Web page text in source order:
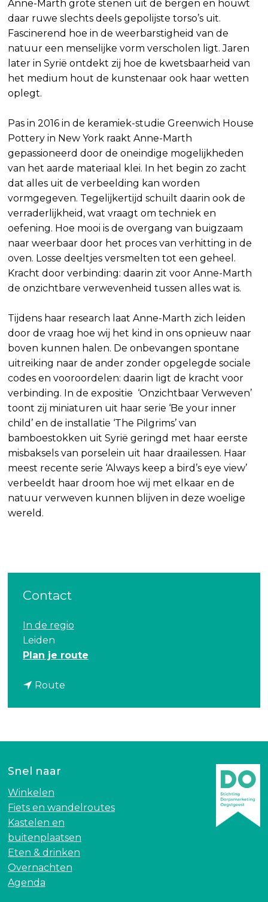
Contact
In de regio
Leiden
Plan je route
p
t
Route
E
s
t
i
e
Anne-Marth grote stenen uit de bergen en houwt
daar ruwe slechts deels gepolijste torso’s uit.
Fascinerend hoe in de weerbarstigheid van de
natuur een menselijke vorm verscholen ligt. Jaren
later in Syrië ontdekt zij hoe de kwetsbaarheid van
het medium hout de kunstenaar ook haar wetten
oplegt.
Pas in 2016 in de keramiek-studie Greenwich House
Pottery in New York raakt Anne-Marth
gepassioneerd door de oneindige mogelijkheden
van het aarde materiaal klei. In het begin zo zacht
dat alles uit de verbeelding kan worden
vormgegeven. Tegelijkertijd schuilt daarin ook de
verraderlijkheid, wat vraagt om techniek en
oefening. Hoe mooi is de overgang van buigzaam
naar weerbaar door het proces van verhitting in de
oven. Losse deeltjes versmelten tot een geheel.
Kracht door verbinding: daarin zit voor Anne-Marth
de onzichtbare verwevenheid tussen alles wat is.
Tijdens haar research laat Anne-Marth zich leiden
door de vraag hoe wij het kind in ons opnieuw naar
boven kunnen halen. De onbevangen spontane
uitreiking naar de ander zonder opgelegde sociale
codes en vooroordelen: daarin ligt de kracht voor
verbinding. In de expositie ‘Onzichtbaar Verweven’
toont zij miniaturen uit haar serie ‘Be your inner
child’ en de installatie ‘The Pilgrims’ van
bamboestokken uit Syrië geringd met haar eerste
misbaksels van porselein uit haar draailessen. Haar
meest recente serie ‘Always keep a bird’s eye view’
verbeeldt haar droom hoe wij met elkaar en de
natuur verweven kunnen blijven in deze woelige
wereld.
Snel naar
Winkelen
Fiets en wandelroutes
Kastelen en
buitenplaatsen
Eten & drinken
Overnachten
Agenda